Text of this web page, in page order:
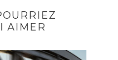
AIMER